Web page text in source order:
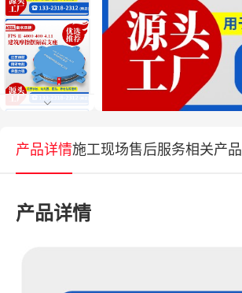
产品详情施工现场售后服务相关产品
产品详情